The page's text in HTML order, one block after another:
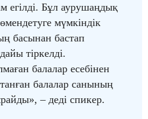
егілді. Бұл аурушаңдық
мүмкіндік
басынан бастап
тіркелді.
балалар есебінен
балалар санының
– деді спикер.